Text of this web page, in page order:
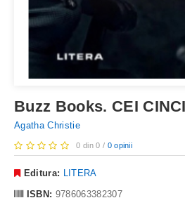
Buzz Books. CEI
Agatha Christie
0 din 0 / 0 opinii
Editura: LITERA
ISBN: 9786063382307